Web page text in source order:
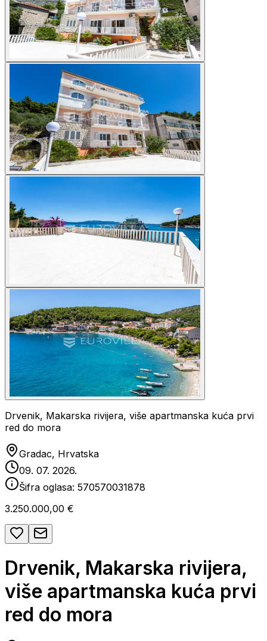
Drvenik, Makarska rivijera, više apartmanska kuća prvi
red do mora
Gradac, Hrvatska
09. 07. 2026.
Šifra oglasa: 570570031878
3.250.000,00 €
Drvenik, Makarska rivijera,
više apartmanska kuća prvi
red do mora